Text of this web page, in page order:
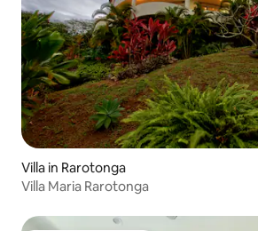
Villa in Rarotonga
Villa Maria Rarotonga